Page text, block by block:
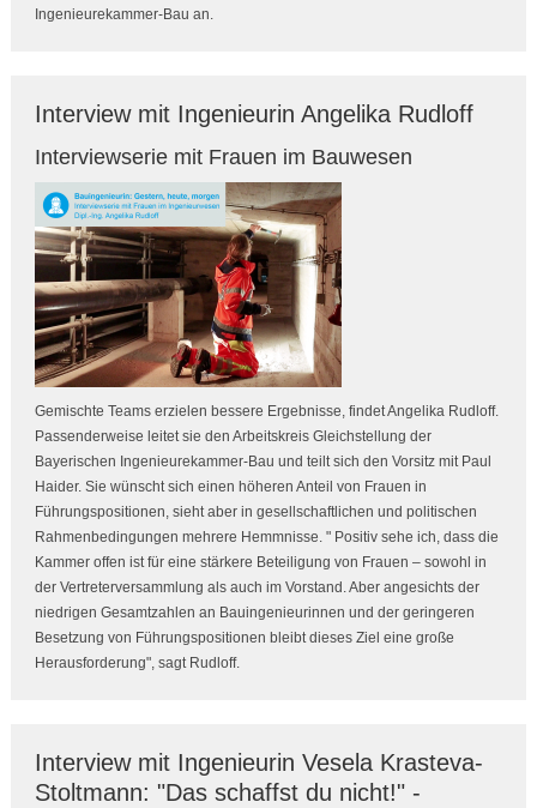
Ingenieurekammer-Bau an.
Interview mit Ingenieurin Angelika Rudloff
Interviewserie mit Frauen im Bauwesen
Gemischte Teams erzielen bessere Ergebnisse, findet Angelika Rudloff.
Passenderweise leitet sie den Arbeitskreis Gleichstellung der
Bayerischen Ingenieurekammer-Bau und teilt sich den Vorsitz mit Paul
Haider. Sie wünscht sich einen höheren Anteil von Frauen in
Führungspositionen, sieht aber in gesellschaftlichen und politischen
Rahmenbedingungen mehrere Hemmnisse. " Positiv sehe ich, dass die
Kammer offen ist für eine stärkere Beteiligung von Frauen – sowohl in
der Vertreterversammlung als auch im Vorstand. Aber angesichts der
niedrigen Gesamtzahlen an Bauingenieurinnen und der geringeren
Besetzung von Führungspositionen bleibt dieses Ziel eine große
Herausforderung", sagt Rudloff.
Interview mit Ingenieurin Vesela Krasteva-
Stoltmann: "Das schaffst du nicht!" -